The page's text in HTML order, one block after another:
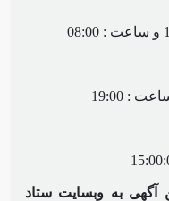
آگهی به وبسایت ستاد